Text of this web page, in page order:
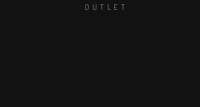
OUTLET